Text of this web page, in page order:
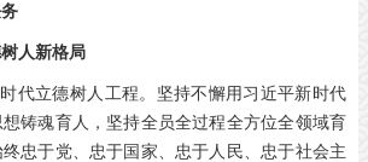
树人新格局
代立德树人工程。坚持不懈用习近平新时代
铸魂育人，坚持全员全过程全方位全领域育
忠于党、忠于国家、忠于人民、忠于社会主